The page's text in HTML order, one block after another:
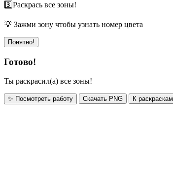
3️⃣Раскрась все зоны!
💡 Зажми зону чтобы узнать номер цвета
Понятно!
Готово!
Ты раскрасил(а) все зоны!
✨ Посмотреть работу Скачать PNG К раскраскам